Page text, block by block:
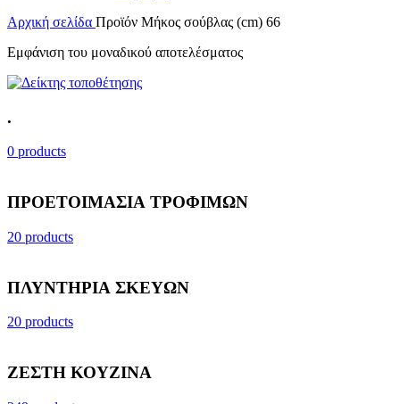
Αρχική σελίδα Προϊόν Μήκος σούβλας (cm) 66
Εμφάνιση του μοναδικού αποτελέσματος
.
0 products
ΠΡΟΕΤΟΙΜΑΣΙΑ ΤΡΟΦΙΜΩΝ
20 products
ΠΛΥΝΤΗΡΙΑ ΣΚΕΥΩΝ
20 products
ΖΕΣΤΗ ΚΟΥΖΙΝΑ